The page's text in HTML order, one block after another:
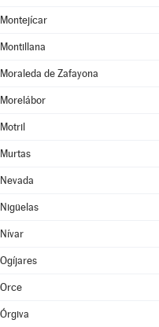
Montejícar
Montillana
Moraleda de Zafayona
Morelábor
Motril
Murtas
Nevada
Nigüelas
Nívar
Ogíjares
Orce
Órgiva